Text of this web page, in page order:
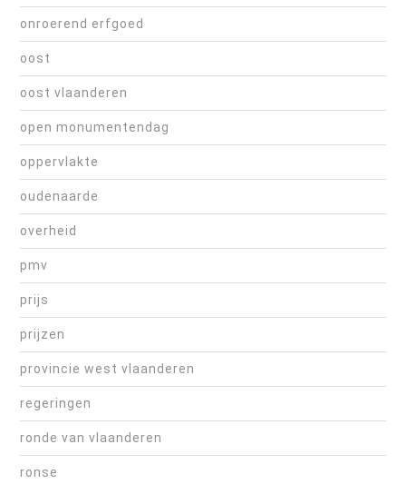
onroerend erfgoed
oost
oost vlaanderen
open monumentendag
oppervlakte
oudenaarde
overheid
pmv
prijs
prijzen
provincie west vlaanderen
regeringen
ronde van vlaanderen
ronse